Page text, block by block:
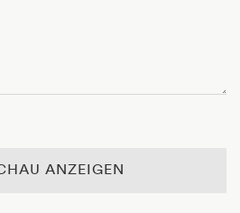
ANZEIGEN